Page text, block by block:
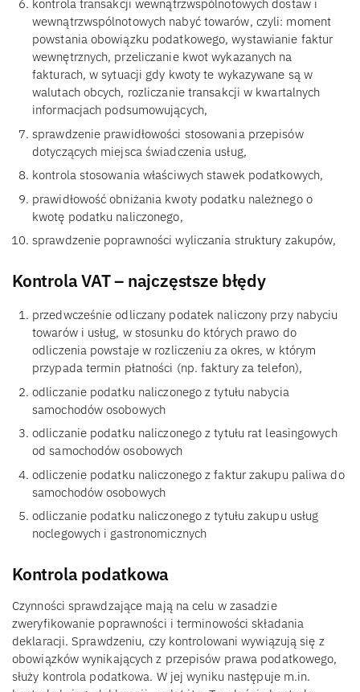
kontrola transakcji wewnątrzwspólnotowych dostaw i
wewnątrzwspólnotowych nabyć towarów, czyli: moment
powstania obowiązku podatkowego, wystawianie faktur
wewnętrznych, przeliczanie kwot wykazanych na
fakturach, w sytuacji gdy kwoty te wykazywane są w
walutach obcych, rozliczanie transakcji w kwartalnych
informacjach podsumowujących,
sprawdzenie prawidłowości stosowania przepisów
dotyczących miejsca świadczenia usług,
kontrola stosowania właściwych stawek podatkowych,
prawidłowość obniżania kwoty podatku należnego o
kwotę podatku naliczonego,
sprawdzenie poprawności wyliczania struktury zakupów,
Kontrola VAT – najczęstsze błędy
przedwcześnie odliczany podatek naliczony przy nabyciu
towarów i usług, w stosunku do których prawo do
odliczenia powstaje w rozliczeniu za okres, w którym
przypada termin płatności (np. faktury za telefon),
odliczanie podatku naliczonego z tytułu nabycia
samochodów osobowych
odliczanie podatku naliczonego z tytułu rat leasingowych
od samochodów osobowych
odliczenie podatku naliczonego z faktur zakupu paliwa do
samochodów osobowych
odliczanie podatku naliczonego z tytułu zakupu usług
noclegowych i gastronomicznych
Kontrola podatkowa
Czynności sprawdzające mają na celu w zasadzie
zweryfikowanie poprawności i terminowości składania
deklaracji. Sprawdzeniu, czy kontrolowani wywiązują się z
obowiązków wynikających z przepisów prawa podatkowego,
służy kontrola podatkowa. W jej wyniku następuje m.in.